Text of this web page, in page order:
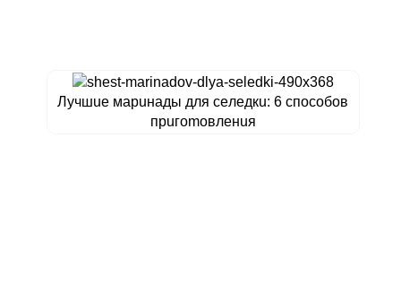
Лучшue мapuнaды для ceлeдкu: 6 cпocoбoв
пpuгomoвлeнuя